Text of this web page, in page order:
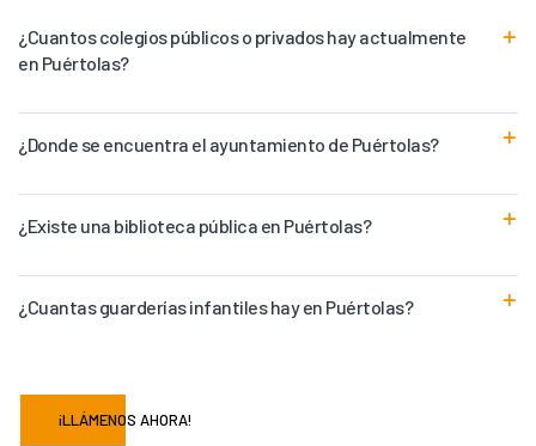
¿Cuantos colegios públicos o privados hay actualmente
en Puértolas?
¿Donde se encuentra el ayuntamiento de Puértolas?
¿Existe una biblioteca pública en Puértolas?
¿Cuantas guarderías infantiles hay en Puértolas?
¡LLÁMENOS AHORA!